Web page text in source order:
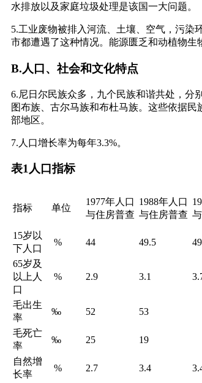
水排放以及家庭垃圾处理是该国一大问题。
5.工业废物被排入河流、土壤、空气，污染
市都遭遇了这种情况。能源匮乏和动植物生
B.人口、社会和文化特点
6.尼日尔民族众多，九个民族和谐共处，分
图布族、古尔马族和布杜马族。这些依据
部地区。
7.人口增长率为每年3.3%。
表1人口指标
指标 单位
1977年人口
与住房普查
1988年人口
与住房普查
15岁以
下人口
% 44 49.5
65岁及
以上人
口
% 2.9 3.1
毛出生
率
‰ 52 53
毛死亡
率
‰ 25 19
自然增
长率
% 2.7 3.4